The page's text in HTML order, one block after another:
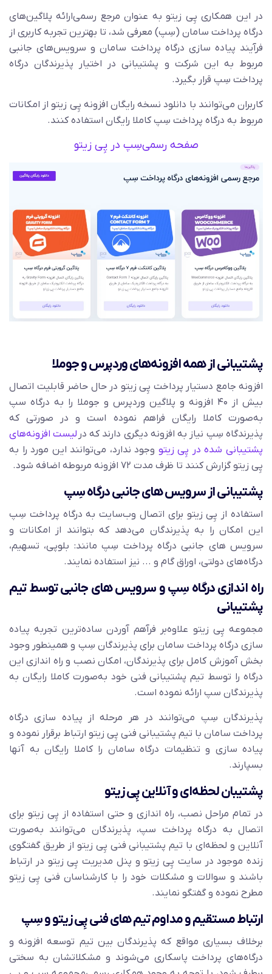
در این همکاری پِی زیتو به عنوان مرجع رسمی‌ارائه پلاگین‌های
درگاه پرداخت سامان (سِپ) معرفی شد، تا بهترین تجربه کاربری از
فرآیند پیاده سازی درگاه پرداخت سامان و سرویس‌های جانبی
مربوط به این شرکت و پشتیبانی در اختیار پذیرندگان درگاه
پرداخت سِپ قرار بگیرد.
کاربران می‌توانند با دانلود نسخه رایگان افزونه پِی زیتو از امکانات
مربوط به درگاه پرداخت سِپ کاملا رایگان استفاده کنند.
صفحه رسمی‌سِپ در پِی زیتو
پشتیبانی از همه افزونه‌های وردپرس و جوملا
افزونه جامع دستیار پرداخت پِی زیتو در حال حاضر قابلیت اتصال
بیش از ۴۰ افزونه و پلاگین وردپرس و جوملا را به درگاه سپ
به‌صورت کاملا رایگان فراهم نموده است و در صورتی که
پذیرندگاه سِپ نیاز به افزونه دیگری دارند که در لیست افزونه‌های
پشتیبانی شده در پِی زیتو وجود ندارد، می‌توانند این مورد را به
پِی زیتو گزارش کنند تا ظرف مدت ۷۲ افزونه مربوطه اضافه شود.
پشتیبانی از سرویس های جانبی درگاه سِپ
استفاده از پِی زیتو برای اتصال وب‌سایت به درگاه پرداخت سِپ
این امکان را به پذیرندگان می‌دهد که بتوانند از امکانات و
سرویس های جانبی درگاه پرداخت سِپ مانند: بلوپی، تسهیم،
درگاه‌های دولتی، اوراق گام و ... نیز استفاده نمایند.
راه اندازی درگاه سِپ و سرویس های جانبی توسط تیم
پشتیبانی
مجموعه پِی زیتو علاوه‌بر فرآهم آوردن ساده‌ترین تجربه پیاده
سازی درگاه پرداخت سامان برای پذیرندگان سِپ و همینطور وجود
بخش آموزش کامل برای پذیرندگان، امکان نصب و راه اندازی این
درگاه را توسط تیم پشتیبانی فنی خود به‌صورت کاملا رایگان به
پذیرندگان سپ ارائه نموده است.
پذیرندگان سِپ می‌توانند در هر مرحله از پیاده سازی درگاه
پرداخت سامان با تیم پشتیبانی فنی پِی زیتو ارتباط برقرار نموده و
پیاده سازی و تنظیمات درگاه سامان را کاملا رایگان به آنها
بسپارند.
پشتیبان لحظه‌ای و آنلاین پِی زیتو
در تمام مراحل نصب، راه اندازی و حتی استفاده از پِی زیتو برای
اتصال به درگاه پرداخت سپ، پذیرندگان می‌توانند به‌صورت
آنلاین و لحظه‌ای با تیم پشتیبانی فنی پِی زیتو از طریق گفتگوی
زنده موجود در سایت پِی زیتو و پنل مدیریت پِی زیتو در ارتباط
باشند و سوالات و مشکلات خود را با کارشناسان فنی پِی زیتو
مطرح نموده و گفتگو نمایند.
ارتباط مستقیم و مداوم تیم های فنی پِی زیتو و سِپ
برخلاف بسیاری مواقع که پذیرندگان بین تیم توسعه افزونه و
درگاه‌های پرداخت پاسکاری می‌شوند و مشکلاتشان به سختی